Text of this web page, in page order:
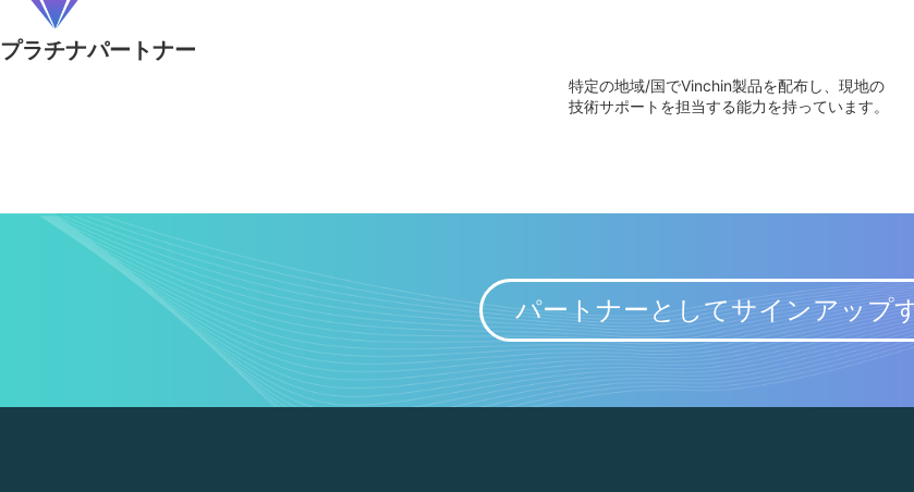
プラチナパートナー
特定の地域/国でVinchin製品を配布し、現地の
技術サポートを担当する能力を持っています。
パートナーとしてサインアップ